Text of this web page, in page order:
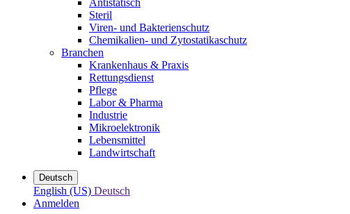
Antistatisch
Steril
Viren- und Bakterienschutz
Chemikalien- und Zytostatikaschutz
Branchen
Krankenhaus & Praxis
Rettungsdienst
Pflege
Labor & Pharma
Industrie
Mikroelektronik
Lebensmittel
Landwirtschaft
Deutsch
English (US) Deutsch
Anmelden